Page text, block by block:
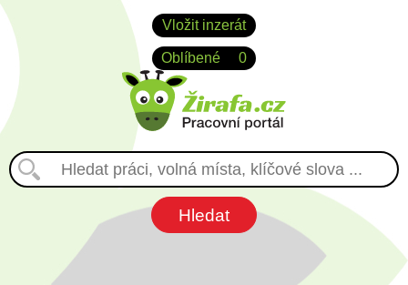
Vložit inzerát
Oblíbené 0